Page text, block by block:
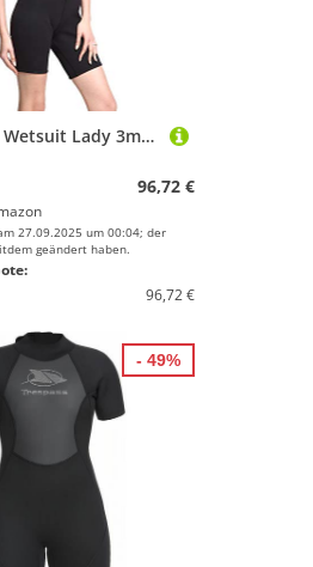
Cressi Altum Wetsuit Lady 3mm - Shorty oder Einteiliger Neoprenanzug für Damen
96,72 €
27.09.2025 um 00:04; der
geändert haben.
96,72 €
- 49%